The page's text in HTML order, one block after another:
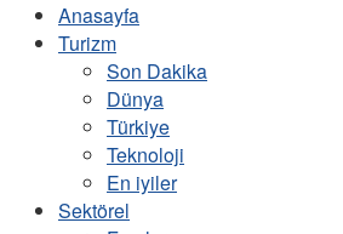
Anasayfa
Turizm
Son Dakika
Dünya
Türkiye
Teknoloji
En iyiler
Sektörel